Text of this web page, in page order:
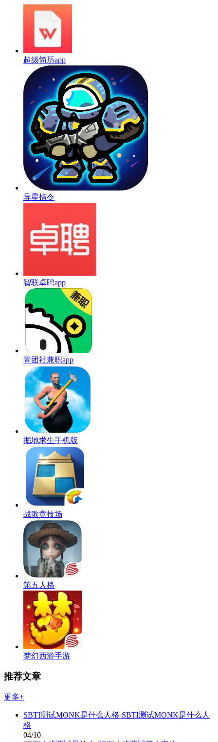
超级简历app
异星指令
智联卓聘app
青团社兼职app
掘地求生手机版
战歌竞技场
第五人格
梦幻西游手游
推荐文章
更多+
SBTI测试MONK是什么人格-SBTI测试MONK是什么人
格
04/10